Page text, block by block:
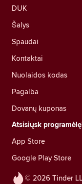
© 2026 Tinder
DUK
Šalys
Spaudai
Kontaktai
Nuolaidos kodas
Pagalba
Dovanų kuponas
Atsisiųsk
App Store
Google Play Store